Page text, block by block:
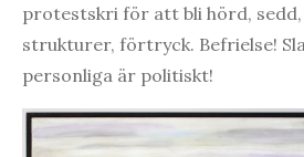
protestskri för att bli hörd,
strukturer, förtryck. Befrielse!
personliga är politiskt!